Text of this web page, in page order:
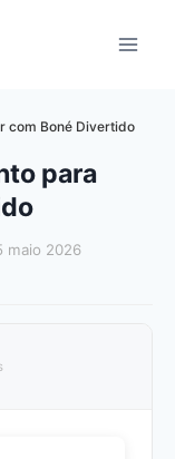
com Boné Divertido
para
maio 2026